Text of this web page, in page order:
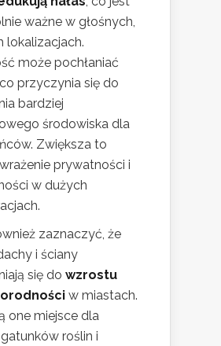
ważne w głośnych,
lokalizacjach.
może pochłaniać
przyczynia się do
bardziej
środowiska dla
Zwiększa to
prywatności i
w dużych
zaznaczyć, że
i ściany
się do wzrostu
w miastach.
one miejsce dla
roślin i